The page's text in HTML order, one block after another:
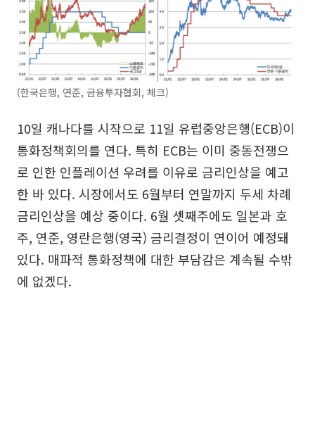
(한국은행, 연준, 금융투자협회, 체크)
10일 캐나다를 시작으로 11일 유럽중앙은행(ECB)이
통화정책회의를 연다. 특히 ECB는 이미 중동전쟁으
로 인한 인플레이션 우려를 이유로 금리인상을 예고
한 바 있다. 시장에서도 6월부터 연말까지 두세 차례
금리인상을 예상 중이다. 6월 셋째주에도 일본과 호
주, 연준, 영란은행(영국) 금리결정이 연이어 예정돼
있다. 매파적 통화정책에 대한 부담감은 계속될 수밖
에 없겠다.